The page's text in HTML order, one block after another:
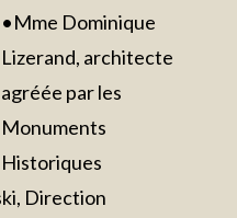
•Mme Dominique
Lizerand, architecte
agréée par les
Monuments
Historiques
Direction